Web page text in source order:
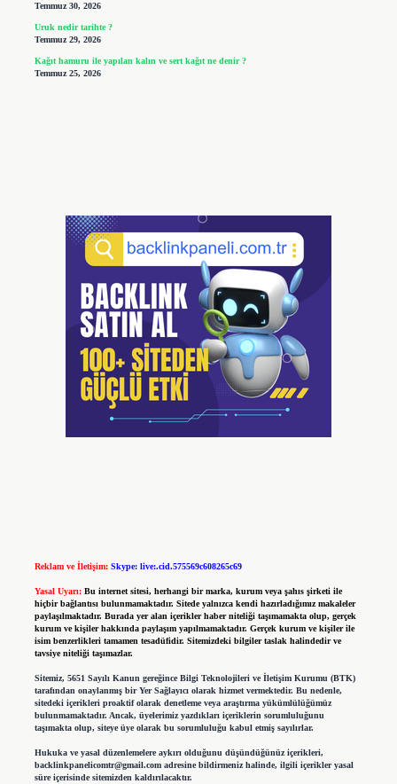
Temmuz 30, 2026
Uruk nedir tarihte ?
Temmuz 29, 2026
Kağıt hamuru ile yapılan kalın ve sert kağıt ne denir ?
Temmuz 25, 2026
Reklam ve İletişim: Skype: live:.cid.575569c608265c69
Yasal Uyarı: Bu internet sitesi, herhangi bir marka, kurum veya şahıs şirketi ile
hiçbir bağlantısı bulunmamaktadır. Sitede yalnızca kendi hazırladığımız makaleler
paylaşılmaktadır. Burada yer alan içerikler haber niteliği taşımamakta olup, gerçek
kurum ve kişiler hakkında paylaşım yapılmamaktadır. Gerçek kurum ve kişiler ile
isim benzerlikleri tamamen tesadüfidir. Sitemizdeki bilgiler taslak halindedir ve
tavsiye niteliği taşımazlar.
Sitemiz, 5651 Sayılı Kanun gereğince Bilgi Teknolojileri ve İletişim Kurumu (BTK)
tarafından onaylanmış bir Yer Sağlayıcı olarak hizmet vermektedir. Bu nedenle,
sitedeki içerikleri proaktif olarak denetleme veya araştırma yükümlülüğümüz
bulunmamaktadır. Ancak, üyelerimiz yazdıkları içeriklerin sorumluluğunu
taşımakta olup, siteye üye olarak bu sorumluluğu kabul etmiş sayılırlar.
Hukuka ve yasal düzenlemelere aykırı olduğunu düşündüğünüz içerikleri,
backlinkpanelicomtr@gmail.comadresine bildirmeniz halinde, ilgili içerikler yasal
süre içerisinde sitemizden kaldırılacaktır.